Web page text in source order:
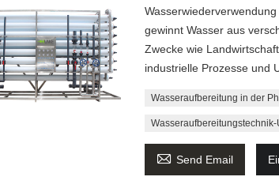
gewinnt Wasser aus
Zwecke wie
industrielle Prozesse und
Wasseraufbereitung in der
 Send Email